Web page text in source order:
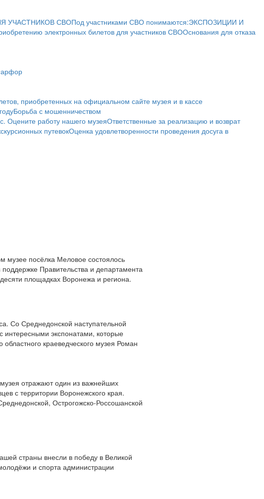
УЧАСТНИКОВ СВОПод участниками СВО понимаются:ЭКСПОЗИЦИИ И
электронных билетов для участников СВООснования для отказа
приобретенных на официальном сайте музея и в кассе
Борьба с мошенничеством
Оцените работу нашего музеяОтветственные за реализацию и возврат
путевокОценка удовлетворенности проведения досуга в
музее посёлка Меловое состоялось
Правительства и департамента
площадках Воронежа и региона.
Со Среднедонской наступательной
интересными экспонатами, которые
краеведческого музея Роман
отражают один из важнейших
с территории Воронежского края.
Острогожско-Россошанской
страны внесли в победу в Великой
и спорта администрации